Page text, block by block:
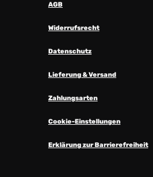
AGB
Widerrufsrecht
Datenschutz
Lieferung & Versand
Zahlungsarten
Cookie-Einstellungen
Erklärung zur Barrierefreiheit